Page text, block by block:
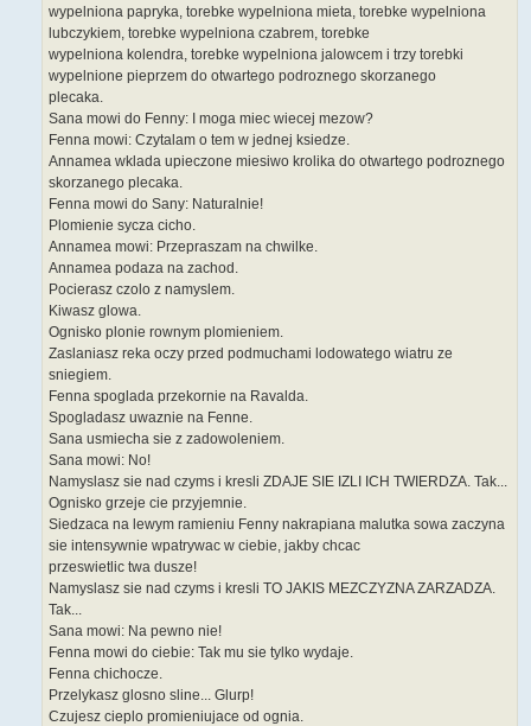
wypelniona papryka, torebke wypelniona mieta, torebke wypelniona
lubczykiem, torebke wypelniona czabrem, torebke
wypelniona kolendra, torebke wypelniona jalowcem i trzy torebki
wypelnione pieprzem do otwartego podroznego skorzanego
plecaka.
Sana mowi do Fenny: I moga miec wiecej mezow?
Fenna mowi: Czytalam o tem w jednej ksiedze.
Annamea wklada upieczone miesiwo krolika do otwartego podroznego
skorzanego plecaka.
Fenna mowi do Sany: Naturalnie!
Plomienie sycza cicho.
Annamea mowi: Przepraszam na chwilke.
Annamea podaza na zachod.
Pocierasz czolo z namyslem.
Kiwasz glowa.
Ognisko plonie rownym plomieniem.
Zaslaniasz reka oczy przed podmuchami lodowatego wiatru ze
sniegiem.
Fenna spoglada przekornie na Ravalda.
Spogladasz uwaznie na Fenne.
Sana usmiecha sie z zadowoleniem.
Sana mowi: No!
Namyslasz sie nad czyms i kresli ZDAJE SIE IZLI ICH TWIERDZA. Tak...
Ognisko grzeje cie przyjemnie.
Siedzaca na lewym ramieniu Fenny nakrapiana malutka sowa zaczyna
sie intensywnie wpatrywac w ciebie, jakby chcac
przeswietlic twa dusze!
Namyslasz sie nad czyms i kresli TO JAKIS MEZCZYZNA ZARZADZA.
Tak...
Sana mowi: Na pewno nie!
Fenna mowi do ciebie: Tak mu sie tylko wydaje.
Fenna chichocze.
Przelykasz glosno sline... Glurp!
Czujesz cieplo promieniujace od ognia.